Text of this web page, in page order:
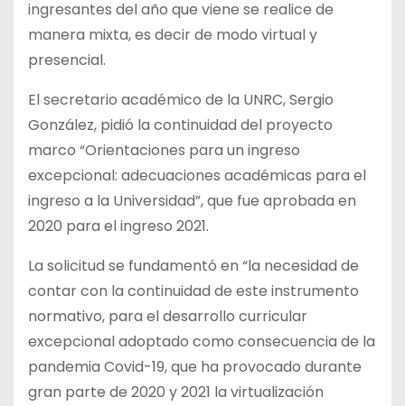
ingresantes del año que viene se realice de
manera mixta, es decir de modo virtual y
presencial.
El secretario académico de la UNRC, Sergio
González, pidió la continuidad del proyecto
marco “Orientaciones para un ingreso
excepcional: adecuaciones académicas para el
ingreso a la Universidad”, que fue aprobada en
2020 para el ingreso 2021.
La solicitud se fundamentó en “la necesidad de
contar con la continuidad de este instrumento
normativo, para el desarrollo curricular
excepcional adoptado como consecuencia de la
pandemia Covid-19, que ha provocado durante
gran parte de 2020 y 2021 la virtualización